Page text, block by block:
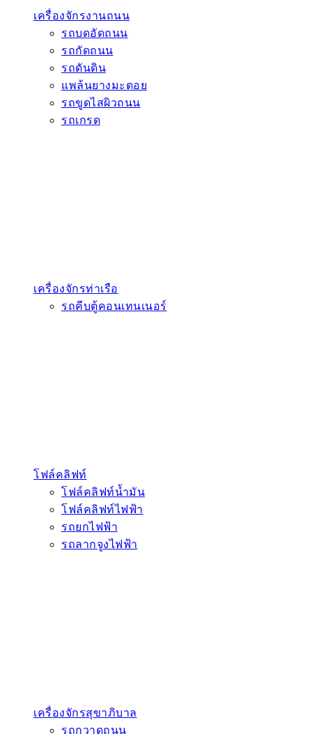
เครื่องจักรงานถนน
รถบดอัดถนน
รถกัดถนน
รถดันดิน
แพล้นยางมะตอย
รถขูดไสผิวถนน
รถเกรด
เครื่องจักรท่าเรือ
รถคีบตู้คอนเทนเนอร์
โฟล์คลิฟท์
โฟล์คลิฟท์น้ำมัน
โฟล์คลิฟท์ไฟฟ้า
รถยกไฟฟ้า
รถลากจูงไฟฟ้า
เครื่องจักรสุขาภิบาล
รถกวาดถนน